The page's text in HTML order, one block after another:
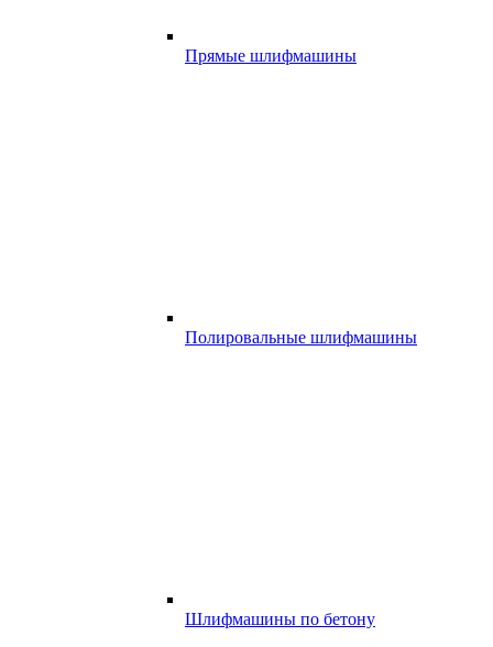
Прямые шлифмашины
Полировальные шлифмашины
Шлифмашины по бетону